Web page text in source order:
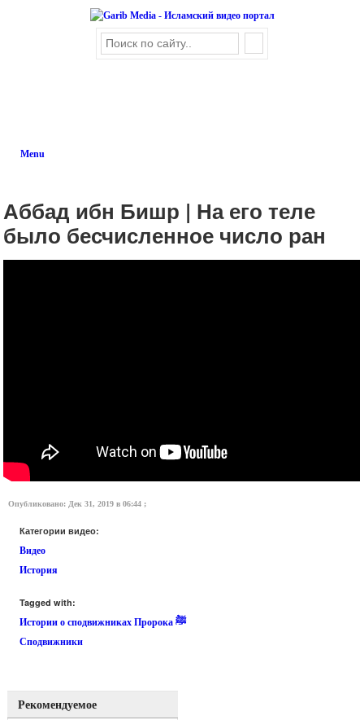
Menu
Категории видео:
Видео
История
Tagged with:
Истории о сподвижниках Пророка ﷺ
Сподвижники
Аббад ибн Бишр | На его теле
было бесчисленное число ран
Опубликовано: Дек 31, 2019 в 06:44 ;
Рекомендуемое